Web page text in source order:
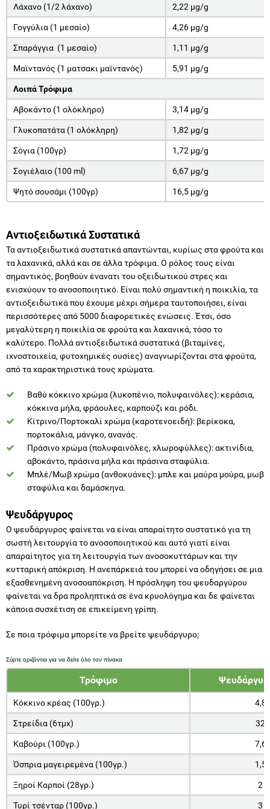
Λάχανο (1/2 λάχανο) 2,22 μg/g
Γογγύλια (1 μεσαίο) 4,26 μg/g
Σπαράγγια (1 μεσαίο) 1,11 μg/g
Μαϊντανός (1 ματσακι μαϊντανός) 5,91 μg/g
Λοιπά Τρόφιμα
Αβοκάντο (1 ολόκληρο) 3,14 μg/g
Γλυκοπατάτα (1 ολόκληρη) 1,82 μg/g
Σόγια (100γρ) 1,72 μg/g
Σογιέλαιο (100 ml) 6,67 μg/g
Ψητό σουσάμι (100γρ) 16,5 μg/g
Αντιοξειδωτικά Συστατικά
Τα αντιοξειδωτικά συστατικά απαντώνται, κυρίως στα φρούτα και
τα λαχανικά, αλλά και σε άλλα τρόφιμα. Ο ρόλος τους είναι
σημαντικός, βοηθούν ένανατι του οξειδωτικού στρες και
ενισχύουν το ανοσοποιητικό. Είναι πολύ σημαντική η ποικιλία, τα
αντιοξειδωτικά που έχουμε μέχρι σήμερα ταυτοποιήσει, είναι
περισσότερες από 5000 διαφορετικές ενώσεις. Έτσι, όσο
μεγαλύτερη η ποικιλία σε φρούτα και λαχανικά, τόσο το
καλύτερο. Πολλά αντιοξειδωτικά συστατικά (βιταμίνες,
ιχνοστοιχεία, φυτοχημικές ουσίες) αναγνωρίζονται στα φρούτα,
από τα χαρακτηριστικά τους χρώματα.
Βαθύ κόκκινο χρώμα (λυκοπένιο, πολυφαινόλες): κεράσια,
κόκκινα μήλα, φράουλες, καρπούζι και ρόδι.
Κίτρινο/Πορτοκαλί χρώμα (καροτενοειδή): βερίκοκα,
πορτοκάλια, μάνγκο, ανανάς.
Πράσινο χρώμα (πολυφαινόλες, χλωροφύλλες): ακτινίδια,
αβοκάντο, πράσινα μήλα και πράσινα σταφύλια.
Μπλέ/Μωβ χρώμα (ανθοκυάνες): μπλε και μαύρα μούρα, μωβ
σταφύλια και δαμάσκηνα.
Ψευδάργυρος
Ο ψευδάργυρος φαίνεται να είναι απαραίτητο συστατικό για τη
σωστή λειτουργία το ανοσοποιητικού και αυτό γιατί είναι
απαραίτητος για τη λειτουργία των ανοσοκυττάρων και την
κυτταρική απόκριση. Η ανεπάρκειά του μπορεί να οδηγήσει σε μια
εξασθενημένη ανοσοαπόκριση. Η πρόσληψη του ψευδαργύρου
φαίνεται να δρα προληπτικά σε ένα κρυολόγημα και δε φαίνεται
κάποια συσχέτιση σε επικείμενη γρίπη.
Σε ποια τρόφιμα μπορείτε να βρείτε ψευδάργυρο;
Τρόφιμο
Κόκκινο κρέας (100γρ.) 4,8
Στρείδια (6τμχ) 32
Καβούρι (100γρ.) 7,6
Όσπρια μαγειρεμένα (100γρ.) 1,5
Ξηροί Καρποί (28γρ.) 2
Τυρί τσένταρ (100γρ.) 3